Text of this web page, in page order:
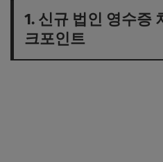
1. 신규 법인 영수증
크포인트